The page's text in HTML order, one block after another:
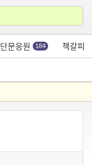
단문응원 184 책갈피